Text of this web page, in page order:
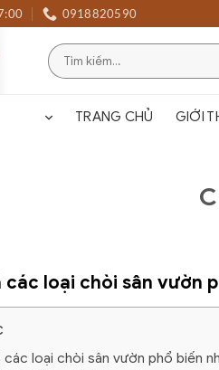
0918820590
Tìm
kiếm:
TRANG CHỦ GIỚI
các loại chòi sân vườn
các loại chòi sân vườn phổ biến